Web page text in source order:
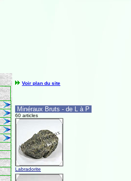
Voir plan du site
Minéraux Bruts - de L à P
60 articles
Labradorite